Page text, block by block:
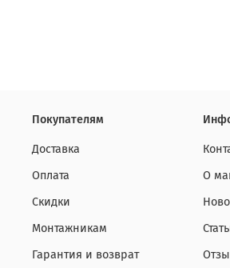
Покупателям
Доставка
Оплата
Скидки
Монтажникам
Гарантия и возврат
О